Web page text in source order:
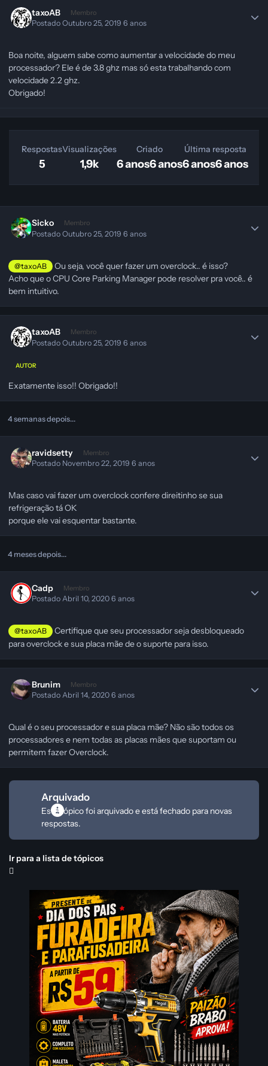
taxoAB Membro
PostadoOutubro 25, 20196 anos
Boa noite, alguem sabe como aumentar a velocidade do meu
processador? Ele é de 3.8 ghz mas só esta trabalhando com
velocidade 2.2 ghz.
Obrigado!
Respostas
5
Visualizações
1,9k
Criado
6 anos6 anos
Última resposta
6 anos6 anos
Sicko Membro
PostadoOutubro 25, 20196 anos
@taxoAB
Ou seja, você quer fazer um overclock.. é isso?
Acho que o CPU Core Parking Manager pode resolver pra você.. é
bem intuitivo.
taxoAB Membro
PostadoOutubro 25, 20196 anos
AUTOR
Exatamente isso!! Obrigado!!
4 semanas depois...
ravidsetty Membro
Postado Novembro 22, 20196 anos
Mas caso vai fazer um overclock confere direitinho se sua
refrigeração tá OK
porque ele vai esquentar bastante.
4 meses depois...
Cadp Membro
PostadoAbril 10, 20206 anos
@taxoAB
Certifique que seu processador seja desbloqueado
para overclock e sua placa mãe de o suporte para isso.
Brunim Membro
PostadoAbril 14, 20206 anos
Qual é o seu processador e sua placa mãe? Não são todos os
processadores e nem todas as placas mães que suportam ou
permitem fazer Overclock.
Arquivado
Este tópico foi arquivado e está fechado para novas
respostas.
Ir para a lista de tópicos